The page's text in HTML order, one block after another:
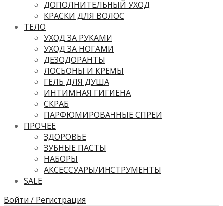
ДОПОЛНИТЕЛЬНЫЙ УХОД
КРАСКИ ДЛЯ ВОЛОС
ТЕЛО
УХОД ЗА РУКАМИ
УХОД ЗА НОГАМИ
ДЕЗОДОРАНТЫ
ЛОСЬОНЫ И КРЕМЫ
ГЕЛЬ ДЛЯ ДУША
ИНТИМНАЯ ГИГИЕНА
СКРАБ
ПАРФЮМИРОВАННЫЕ СПРЕИ
ПРОЧЕЕ
ЗДОРОВЬЕ
ЗУБНЫЕ ПАСТЫ
НАБОРЫ
АКСЕССУАРЫ/ИНСТРУМЕНТЫ
SALE
Войти / Регистрация